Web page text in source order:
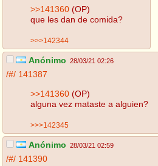
>>141360 (OP)
que les dan de comida?
>>>142344
Anónimo 28/03/21 02:26
/#/ 141387
>>141360 (OP)
alguna vez mataste a alguien?
>>>142345
Anónimo 28/03/21 02:59
/#/ 141390